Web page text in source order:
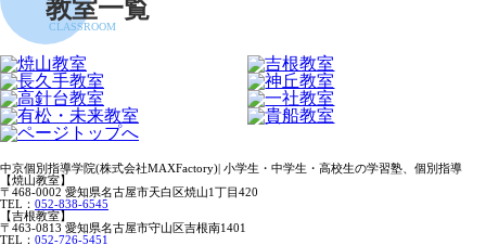
教室一覧
CLASSROOM
中京個別指導学院(株式会社MAXFactory)| 小学生・中学生・高校生の学習塾、個別指導
【焼山教室】
〒468-0002 愛知県名古屋市天白区焼山1丁目420
TEL： 052-838-6545
【吉根教室】
〒463-0813 愛知県名古屋市守山区吉根南1401
TEL： 052-726-5451